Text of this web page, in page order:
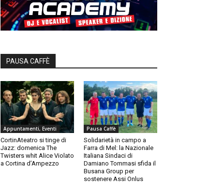
PAUSA CAFFÈ
Appuntamenti, Eventi
CortinAteatro si tinge di
Jazz: domenica The
Twisters whit Alice Violato
a Cortina d’Ampezzo
Pausa Caffè
Solidarietà in campo a
Farra di Mel: la Nazionale
Italiana Sindaci di
Damiano Tommasi sfida il
Busana Group per
sostenere Assi Onlus